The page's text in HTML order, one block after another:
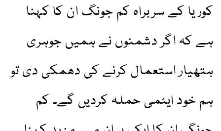
کوریا کے سربراہ کم جونگ ان کا کہنا
ہے کہ اگر دشمنوں نے ہمیں جوہری
ہتھیار استعمال کرنے کی دھمکی دی تو
ہم خود ایٹمی حملہ کردیں گے۔ کم